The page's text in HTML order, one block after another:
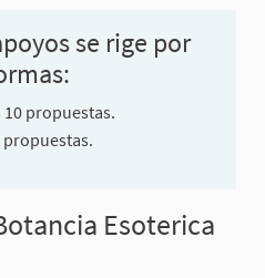
se rige por
10 propuestas.
propuestas.
Esoterica